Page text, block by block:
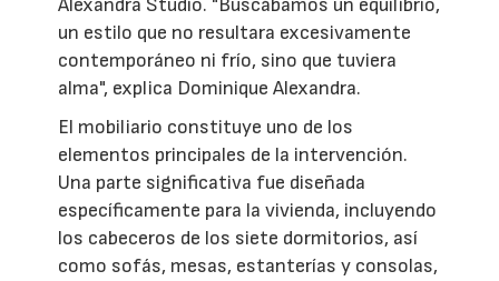
Alexandra Studio. "Buscábamos un equilibrio,
un estilo que no resultara excesivamente
contemporáneo ni frío, sino que tuviera
alma", explica Dominique Alexandra.
El mobiliario constituye uno de los
elementos principales de la intervención.
Una parte significativa fue diseñada
específicamente para la vivienda, incluyendo
los cabeceros de los siete dormitorios, así
como sofás, mesas, estanterías y consolas,